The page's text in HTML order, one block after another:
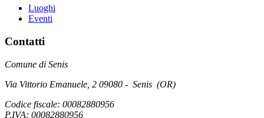
Luoghi
Eventi
Contatti
Comune di Senis
Via Vittorio Emanuele, 2 09080 - Senis (OR)
Codice fiscale: 00082880956
P.IVA: 00082880956